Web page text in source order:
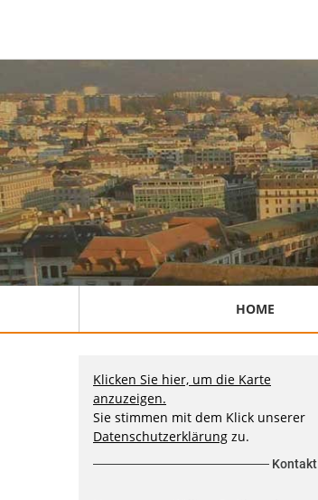
HOME
Klicken Sie hier, um die Karte
anzuzeigen.
Sie stimmen mit dem Klick unserer
Datenschutzerklärung zu.
Kontakt